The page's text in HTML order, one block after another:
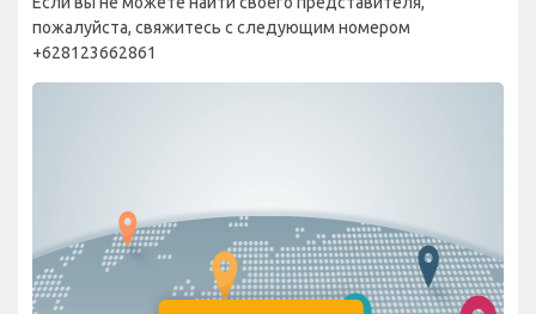
пожалуйста, свяжитесь с следующим номером
+628123662861